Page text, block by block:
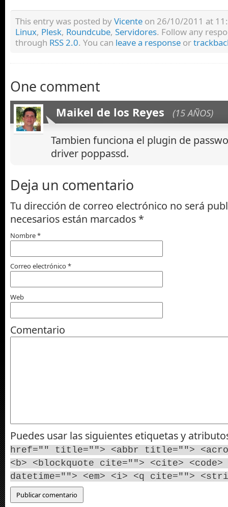
This entry was posted byVicente on 26/10/2011 at
Linux, Plesk, Roundcube, Servidores. Follow any
through RSS 2.0. You can leave a response or
One comment
Maikel de los Reyes (15 AÑOS)
Tambien funciona el plugin de
driver poppassd.
Deja un comentario
Tu dirección de correo electrónico no será
necesarios están marcados *
Nombre*
Correo electrónico*
Web
Comentario
Puedes usar las siguientes etiquetas y
href="" title=""> <abbr title="">
<b> <blockquote cite=""> <cite> <code>
datetime=""> <em> <i> <q cite="">